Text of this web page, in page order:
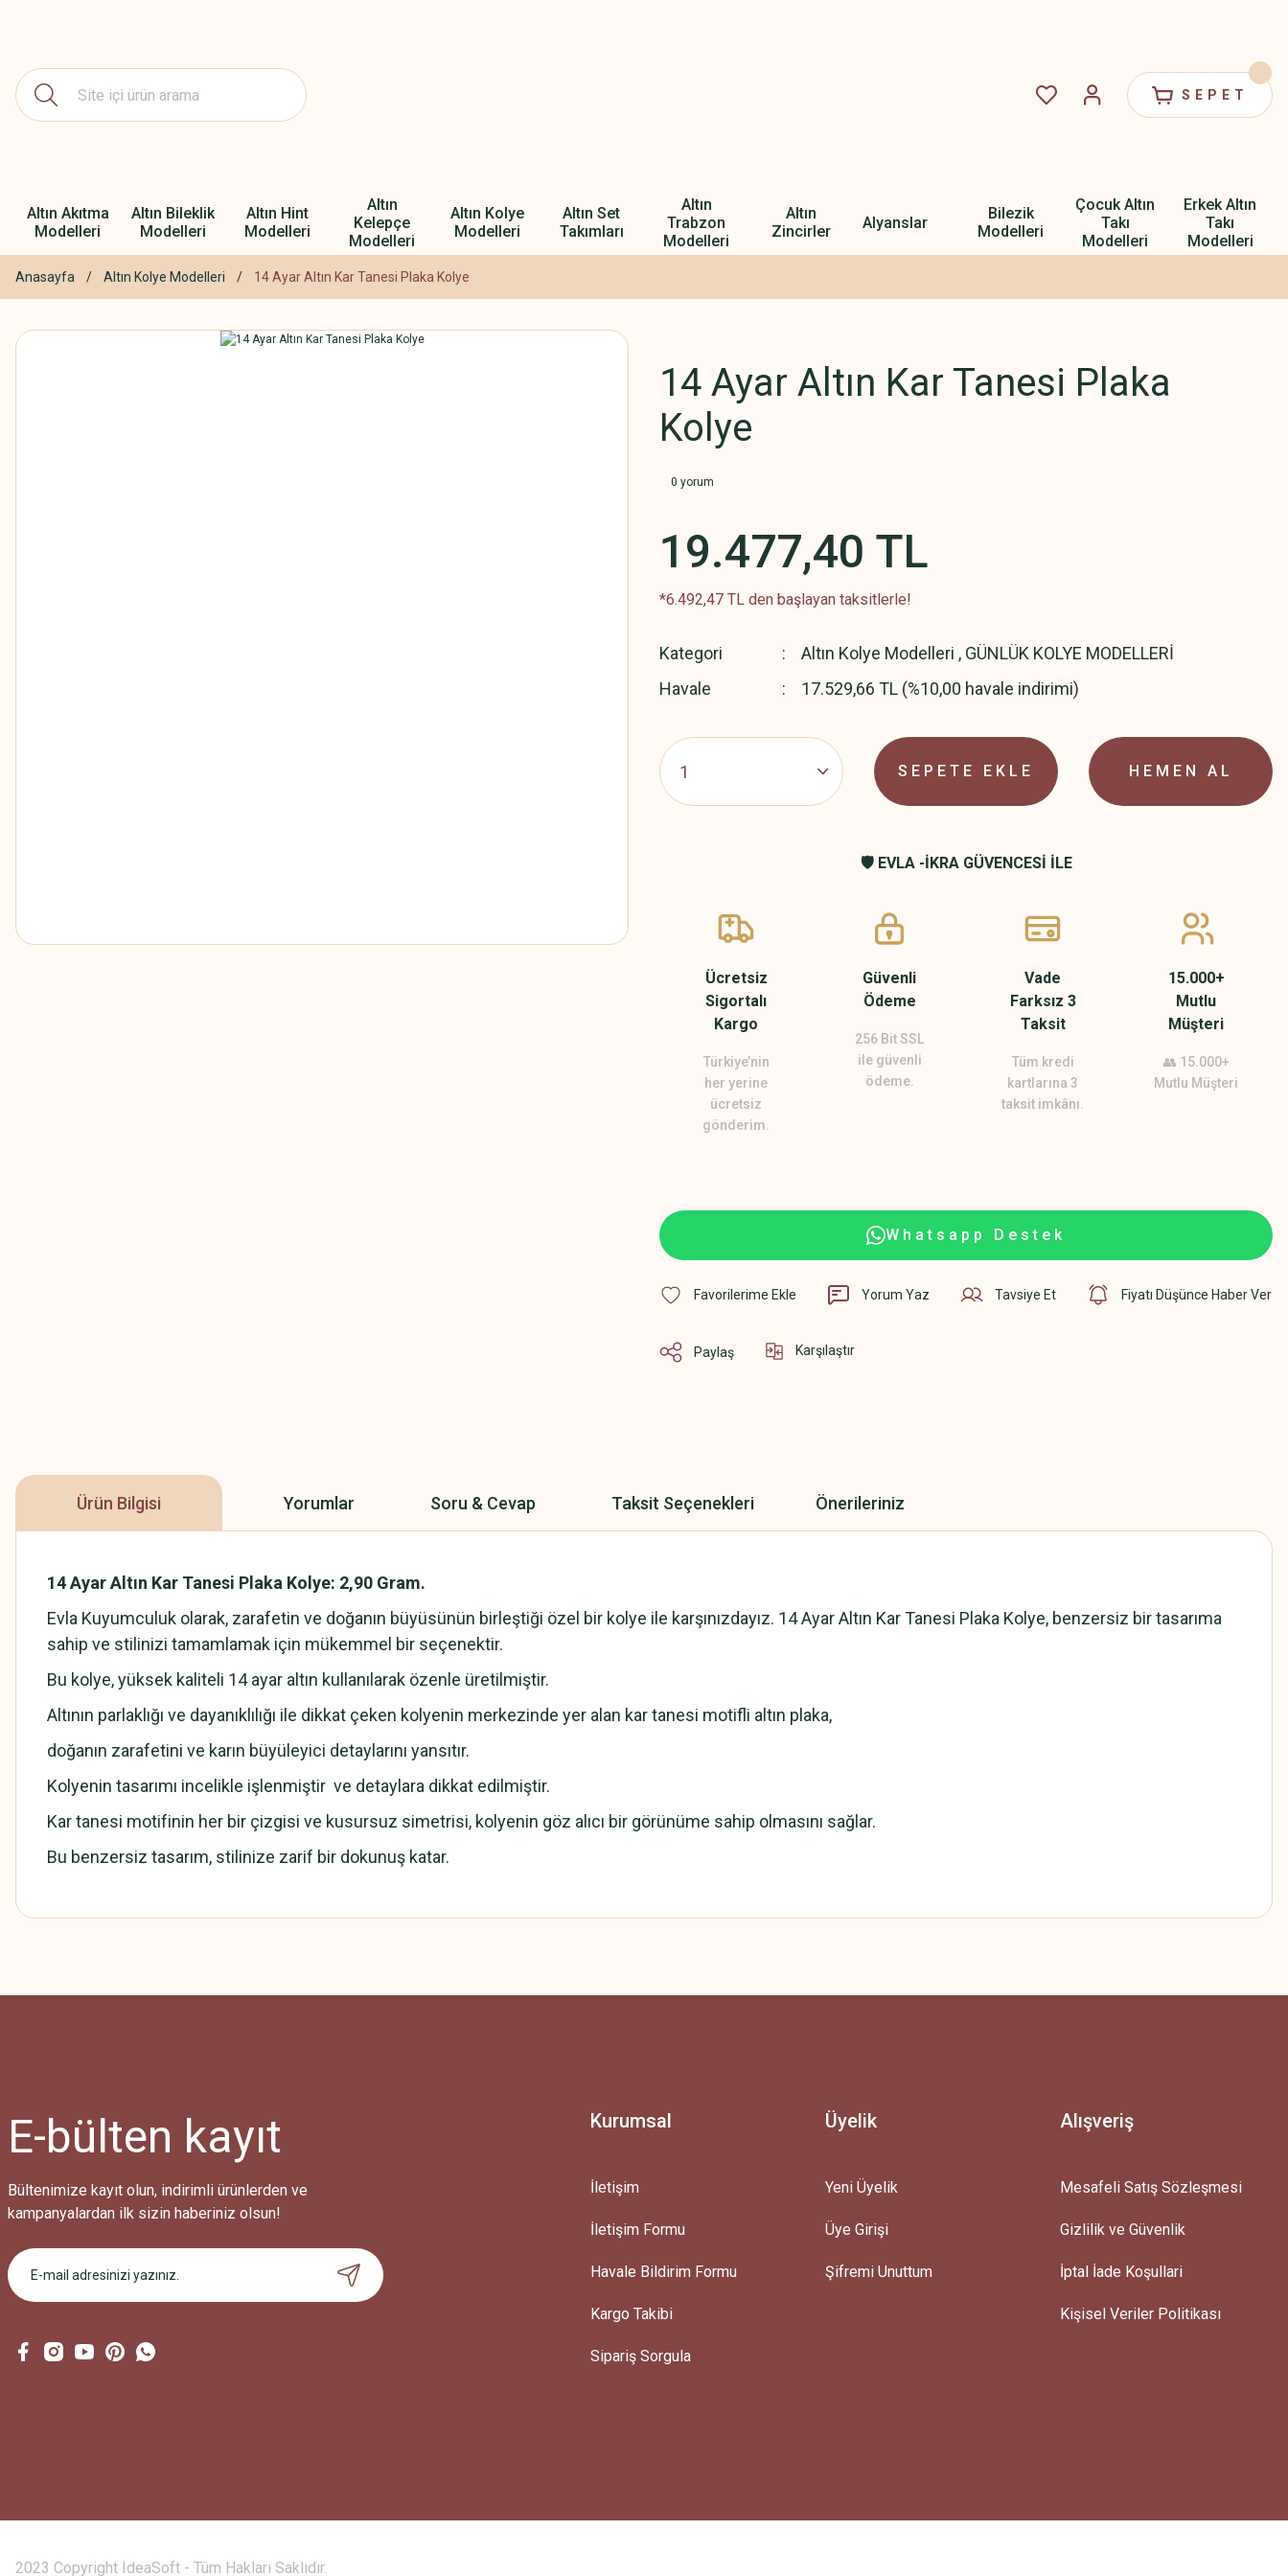
SEPET
Altın Akıtma
Modelleri
Altın Bileklik
Modelleri
Altın Hint
Modelleri
Altın
Kelepçe
Modelleri
Altın Kolye
Modelleri
Altın Set
Takımları
Altın
Trabzon
Modelleri
Altın
Zincirler
Alyanslar
Bilezik
Modelleri
Çocuk Altın
Takı
Modelleri
Erkek Altın
Takı
Modelleri
Anasayfa Altın Kolye Modelleri 14 Ayar Altın Kar Tanesi Plaka Kolye
14 Ayar Altın Kar Tanesi Plaka
Kolye
0 yorum
19.477,40 TL
*6.492,47 TL den başlayan taksitlerle!
Kategori Altın Kolye Modelleri , GÜNLÜK KOLYE MODELLERİ
Havale
17.529,66 TL (%10,00 havale indirimi)
SEPETE EKLE HEMEN AL
🛡️ EVLA -İKRA GÜVENCESİ İLE
Ücretsiz
Sigortalı
Kargo
Türkiye’nin
her yerine
ücretsiz
gönderim.
Güvenli
Ödeme
256 Bit SSL
ile güvenli
ödeme.
Vade
Farksız 3
Taksit
Tüm kredi
kartlarına 3
taksit imkânı.
15.000+
Mutlu
Müşteri
👥 15.000+
Mutlu Müşteri
Whatsapp Destek
Yorum Yaz Tavsiye Et Fiyatı Düşünce Haber Ver
Paylaş Karşılaştır
Ürün Bilgisi Yorumlar Soru & Cevap Taksit Seçenekleri Önerileriniz
14 Ayar Altın Kar Tanesi Plaka Kolye: 2,90 Gram.
Evla Kuyumculuk olarak, zarafetin ve doğanın büyüsünün birleştiği özel bir kolye ile karşınızdayız. 14 Ayar Altın Kar Tanesi Plaka Kolye, benzersiz bir tasarıma
sahip ve stilinizi tamamlamak için mükemmel bir seçenektir.
Bu kolye, yüksek kaliteli 14 ayar altın kullanılarak özenle üretilmiştir.
Altının parlaklığı ve dayanıklılığı ile dikkat çeken kolyenin merkezinde yer alan kar tanesi motifli altın plaka,
doğanın zarafetini ve karın büyüleyici detaylarını yansıtır.
Kolyenin tasarımı incelikle işlenmiştir ve detaylara dikkat edilmiştir.
Kar tanesi motifinin her bir çizgisi ve kusursuz simetrisi, kolyenin göz alıcı bir görünüme sahip olmasını sağlar.
Bu benzersiz tasarım, stilinize zarif bir dokunuş katar.
Bu ürüne ilk yorumu siz yapın!
Ürün hakkında henüz soru sorulmamış.
Bu ürüne benzer farklı alternatifler olmalı.
Gönder
E-bülten kayıt
Bültenimize kayıt olun, indirimli ürünlerden ve
kampanyalardan ilk sizin haberiniz olsun!
Kurumsal
İletişim
İletişim Formu
Havale Bildirim Formu
Kargo Takibi
Sipariş Sorgula
Üyelik
Yeni Üyelik
Üye Girişi
Şifremi Unuttum
Alışveriş
Mesafeli Satış Sözleşmesi
Gizlilik ve Güvenlik
İptal İade Koşullari
Kişisel Veriler Politikası
2023 Copyright IdeaSoft - Tüm Hakları Saklıdır.